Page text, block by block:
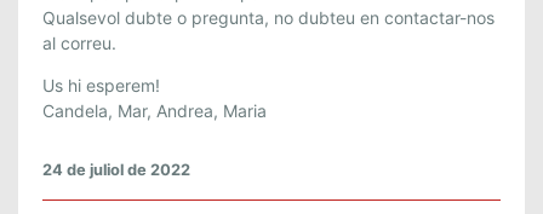
Qualsevol dubte o pregunta, no dubteu en contactar-nos
al correu.
Us hi esperem!
Candela, Mar, Andrea, Maria
24 de juliol de 2022